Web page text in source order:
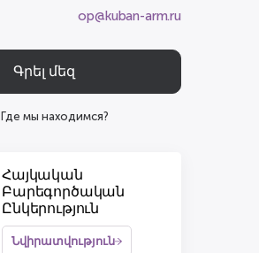
op@kuban-arm.ru
Գրել մեզ
Где мы находимся?
Հայկական
Բարեգործական
Ընկերություն
Նվիրատվություն